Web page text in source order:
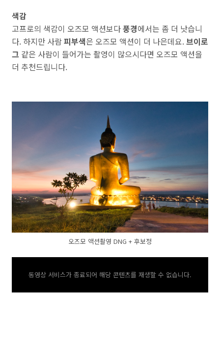
색감
고프로의 색감이 오즈모 액션보다풍경에서는 좀 더 낫습니
다. 하지만 사람피부색은 오즈모 액션이 더 나은데요.브이로
그 같은 사람이 들어가는 촬영이 많으시다면 오즈모 액션을
더 추천드립니다.
오즈모 액션촬영 DNG + 후보정
동영상 서비스가 종료되어 해당 콘텐츠를 재생할 수 없습니다.